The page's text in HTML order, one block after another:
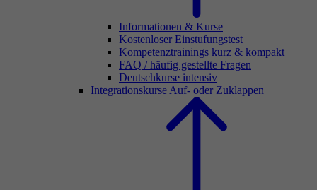
Informationen & Kurse
Kostenloser Einstufungstest
Kompetenztrainings kurz & kompakt
FAQ / häufig gestellte Fragen
Deutschkurse intensiv
Integrationskurse Auf- oder Zuklappen